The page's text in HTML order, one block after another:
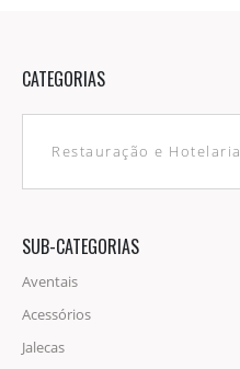
Alta Visibilidade
CATEGORIAS
Restauração e Hotelaria
SUB-CATEGORIAS
Aventais
Acessórios
Jalecas